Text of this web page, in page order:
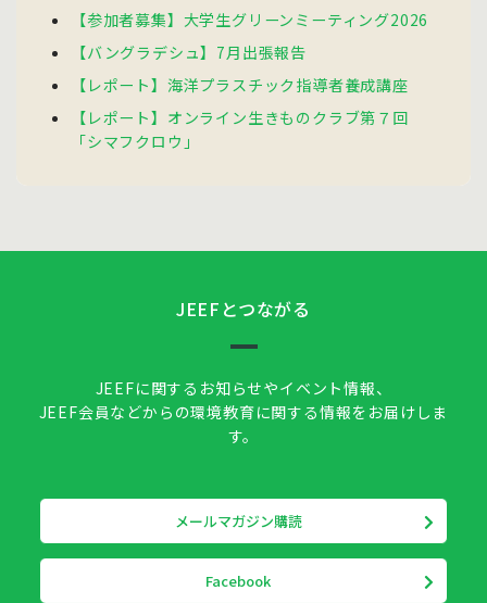
【参加者募集】大学生グリーンミーティング2026
【バングラデシュ】7月出張報告
【レポート】海洋プラスチック指導者養成講座
【レポート】オンライン生きものクラブ第７回
「シマフクロウ」
JEEFとつながる
JEEFに関するお知らせやイベント情報、
JEEF会員などからの環境教育に関する情報をお届けしま
す。
メールマガジン購読
Facebook